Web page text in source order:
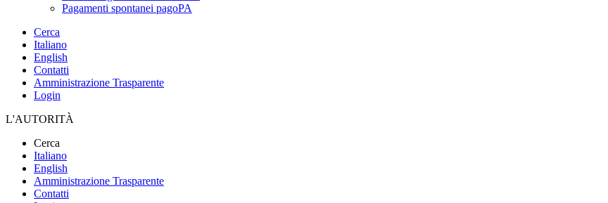
Pagamenti spontanei pagoPA
Cerca
Italiano
English
Contatti
Amministrazione Trasparente
Login
L'AUTORITÀ
Cerca
Italiano
English
Amministrazione Trasparente
Contatti